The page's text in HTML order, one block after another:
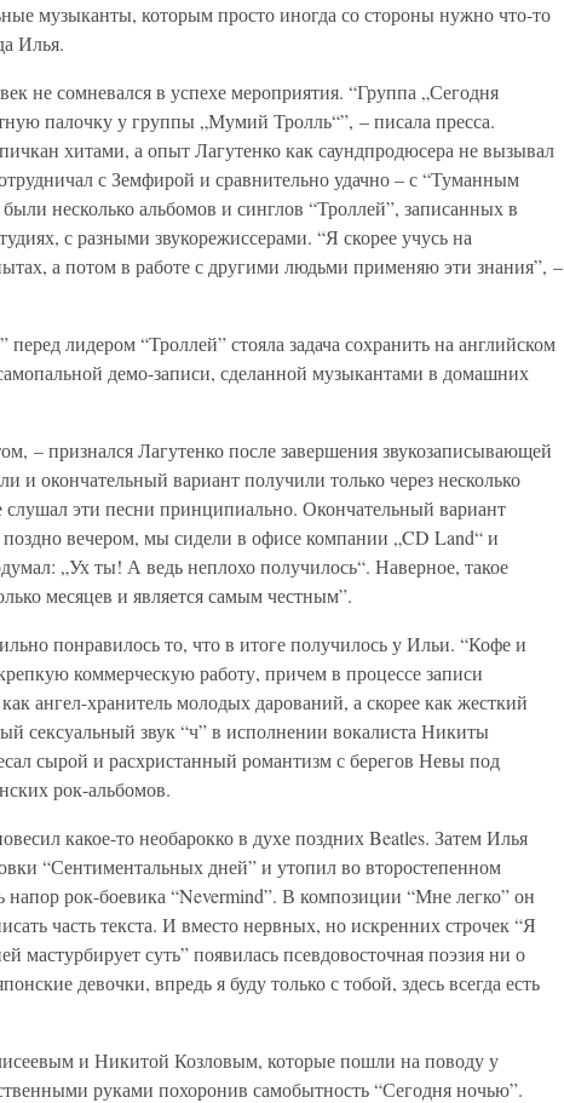
музыканты, которым просто иногда со стороны нужно что-то
Илья.
не сомневался в успехе мероприятия. “Группа „Сегодня
палочку у группы „Мумий Тролль“”, – писала пресса.
хитами, а опыт Лагутенко как саундпродюсера не вызывал
с Земфирой и сравнительно удачно – с “Туманным
несколько альбомов и синглов “Троллей”, записанных в
с разными звукорежиссерами. “Я скорее учусь на
а потом в работе с другими людьми применяю эти знания”, –
лидером “Троллей” стояла задача сохранить на английском
демо-записи, сделанной музыкантами в домашних
– признался Лагутенко после завершения звукозаписывающей
и окончательный вариант получили только через несколько
слушал эти песни принципиально. Окончательный вариант
вечером, мы сидели в офисе компании „CD Land“ и
„Ух ты! А ведь неплохо получилось“. Наверное, такое
месяцев и является самым честным”.
понравилось то, что в итоге получилось у Ильи. “Кофе и
коммерческую работу, причем в процессе записи
ангел-хранитель молодых дарований, а скорее как жесткий
сексуальный звук “ч” в исполнении вокалиста Никиты
сырой и расхристанный романтизм с берегов Невы под
рок-альбомов.
какое-то необарокко в духе поздних Beatles. Затем Илья
“Сентиментальных дней” и утопил во второстепенном
напор рок-боевика “Nevermind”. В композиции “Мне легко” он
часть текста. И вместо нервных, но искренних строчек “Я
мастурбирует суть” появилась псевдовосточная поэзия ни о
девочки, впредь я буду только с тобой, здесь всегда есть
и Никитой Козловым, которые пошли на поводу у
руками похоронив самобытность “Сегодня ночью”.